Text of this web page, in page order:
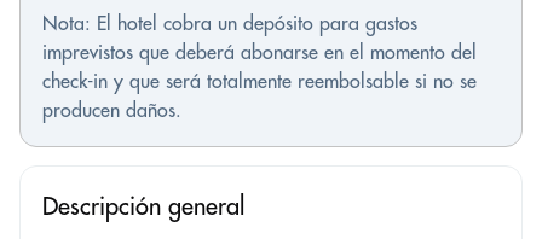
Nota: El hotel cobra un depósito para gastos
imprevistos que deberá abonarse en el momento del
check-in y que será totalmente reembolsable si no se
producen daños.
Descripción general